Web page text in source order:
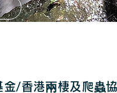
/香港兩棲及爬蟲